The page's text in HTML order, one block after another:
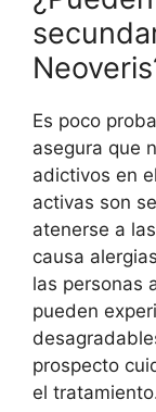
Es poco
asegura que
adictivos en
activas son
atenerse a
causa
las personas
pueden
prospecto
el